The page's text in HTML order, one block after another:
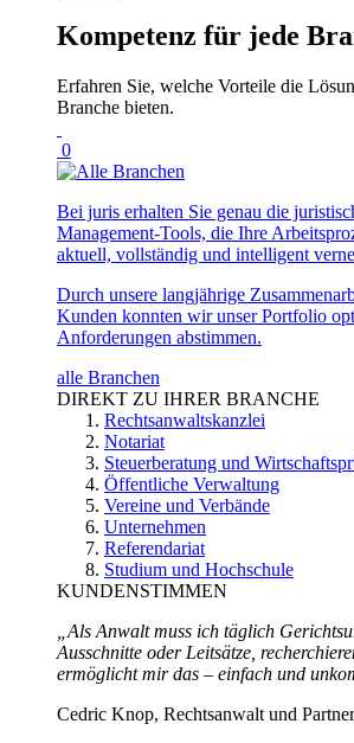
Kompetenz für jede
Erfahren Sie, welche Vorteile die
Branche bieten.
0
Bei juris erhalten Sie genau die
Management-Tools, die Ihre
aktuell, vollständig und intelligent
Durch unsere langjährige
Kunden konnten wir unser Portfolio
Anforderungen abstimmen.
alle Branchen
DIREKT ZU IHRER BRANCHE
Rechtsanwaltskanzlei
Notariat
Steuerberatung und
Öffentliche Verwaltung
Vereine und Verbände
Unternehmen
Referendariat
Studium und Hochschule
KUNDENSTIMMEN
„Als Anwalt muss ich täglich
Ausschnitte oder Leitsätze,
ermöglicht mir das – einfach und
Cedric Knop, Rechtsanwalt und